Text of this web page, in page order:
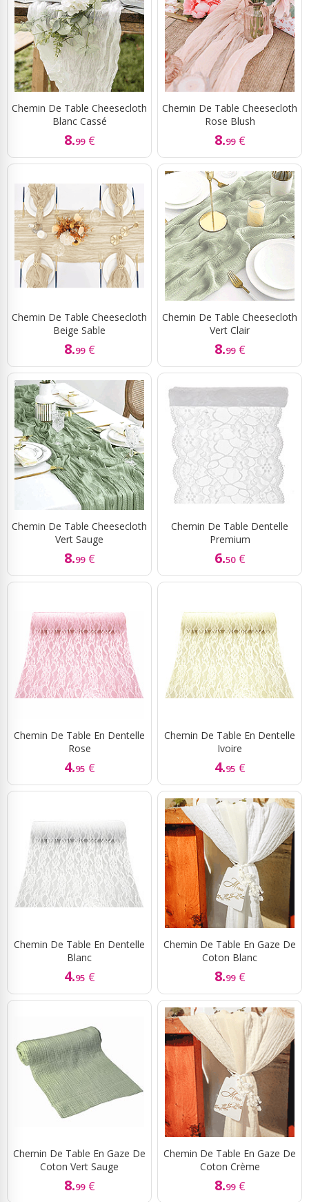
Chemin De Table Cheesecloth
Blanc Cassé
8.99 €
Chemin De Table Cheesecloth
Rose Blush
8.99 €
Chemin De Table Cheesecloth
Beige Sable
8.99 €
Chemin De Table Cheesecloth
Vert Clair
8.99 €
Chemin De Table Cheesecloth
Vert Sauge
8.99 €
Chemin De Table Dentelle
Premium
6.50 €
Chemin De Table En Dentelle
Rose
4.95 €
Chemin De Table En Dentelle
Ivoire
4.95 €
Chemin De Table En Dentelle
Blanc
4.95 €
Chemin De Table En Gaze De
Coton Blanc
8.99 €
Chemin De Table En Gaze De
Coton Vert Sauge
8.99 €
Chemin De Table En Gaze De
Coton Crème
8.99 €